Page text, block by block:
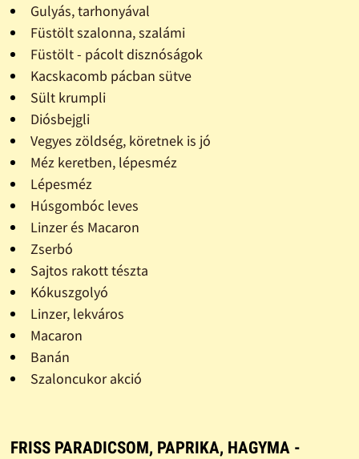
Gulyás, tarhonyával
Füstölt szalonna, szalámi
Füstölt - pácolt disznóságok
Kacskacomb pácban sütve
Sült krumpli
Diósbejgli
Vegyes zöldség, köretnek is jó
Méz keretben, lépesméz
Lépesméz
Húsgombóc leves
Linzer és Macaron
Zserbó
Sajtos rakott tészta
Kókuszgolyó
Linzer, lekváros
Macaron
Banán
Szaloncukor akció
FRISS PARADICSOM, PAPRIKA, HAGYMA -